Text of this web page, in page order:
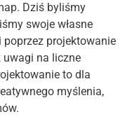
Dziś byliśmy
swoje własne
poprzez projektowanie
uwagi na liczne
to dla
myślenia,